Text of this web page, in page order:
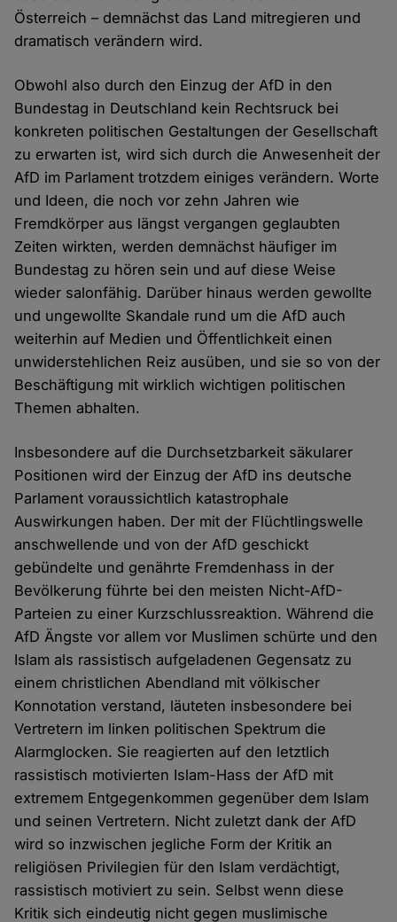
Österreich – demnächst das Land mitregieren und
dramatisch verändern wird.
Obwohl also durch den Einzug der AfD in den
Bundestag in Deutschland kein Rechtsruck bei
konkreten politischen Gestaltungen der Gesellschaft
zu erwarten ist, wird sich durch die Anwesenheit der
AfD im Parlament trotzdem einiges verändern. Worte
und Ideen, die noch vor zehn Jahren wie
Fremdkörper aus längst vergangen geglaubten
Zeiten wirkten, werden demnächst häufiger im
Bundestag zu hören sein und auf diese Weise
wieder salonfähig. Darüber hinaus werden gewollte
und ungewollte Skandale rund um die AfD auch
weiterhin auf Medien und Öffentlichkeit einen
unwiderstehlichen Reiz ausüben, und sie so von der
Beschäftigung mit wirklich wichtigen politischen
Themen abhalten.
Insbesondere auf die Durchsetzbarkeit säkularer
Positionen wird der Einzug der AfD ins deutsche
Parlament voraussichtlich katastrophale
Auswirkungen haben. Der mit der Flüchtlingswelle
anschwellende und von der AfD geschickt
gebündelte und genährte Fremdenhass in der
Bevölkerung führte bei den meisten Nicht-AfD-
Parteien zu einer Kurzschlussreaktion. Während die
AfD Ängste vor allem vor Muslimen schürte und den
Islam als rassistisch aufgeladenen Gegensatz zu
einem christlichen Abendland mit völkischer
Konnotation verstand, läuteten insbesondere bei
Vertretern im linken politischen Spektrum die
Alarmglocken. Sie reagierten auf den letztlich
rassistisch motivierten Islam-Hass der AfD mit
extremem Entgegenkommen gegenüber dem Islam
und seinen Vertretern. Nicht zuletzt dank der AfD
wird so inzwischen jegliche Form der Kritik an
religiösen Privilegien für den Islam verdächtigt,
rassistisch motiviert zu sein. Selbst wenn diese
Kritik sich eindeutig nicht gegen muslimische